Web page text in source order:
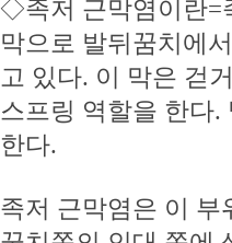
◇족저 근막염이란=
막으로 발뒤꿈치에
고 있다. 이 막은 걷
스프링 역할을 한다
한다.
족저 근막염은 이 부